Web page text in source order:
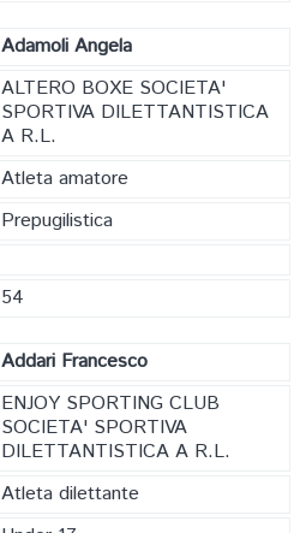
Adamoli Angela
ALTERO BOXE SOCIETA'
SPORTIVA DILETTANTISTICA
A R.L.
Atleta amatore
Prepugilistica
54
Addari Francesco
ENJOY SPORTING CLUB
SOCIETA' SPORTIVA
DILETTANTISTICA A R.L.
Atleta dilettante